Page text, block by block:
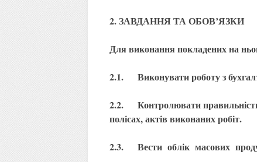
2. ЗАВДАННЯ ТА ОБОВ’ЯЗКИ
Для виконання покладених на
2.1. Виконувати роботу з
2.2. Контролювати правильність
полісах, актів виконаних робіт.
2.3. Вести облік масових